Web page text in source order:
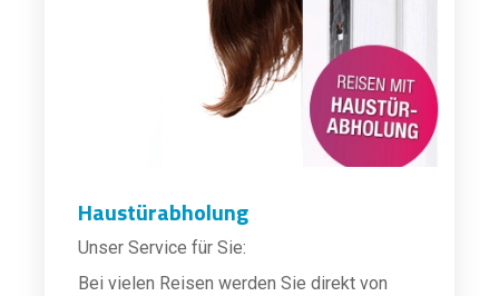
Haustürabholung
Unser Service für Sie:
Bei vielen Reisen werden Sie direkt von